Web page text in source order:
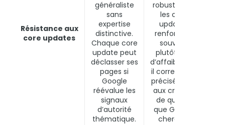
Résistance aux
core updates
généraliste
sans
expertise
distinctive.
Chaque core
update peut
déclasser ses
pages si
Google
réévalue les
signaux
d’autorité
thématique.
robuste que
les core
updates
renforcent
souvent
plutôt que
d’affaiblir, car
il correspond
précisément
aux critères
de qualité
que Google
cherche.